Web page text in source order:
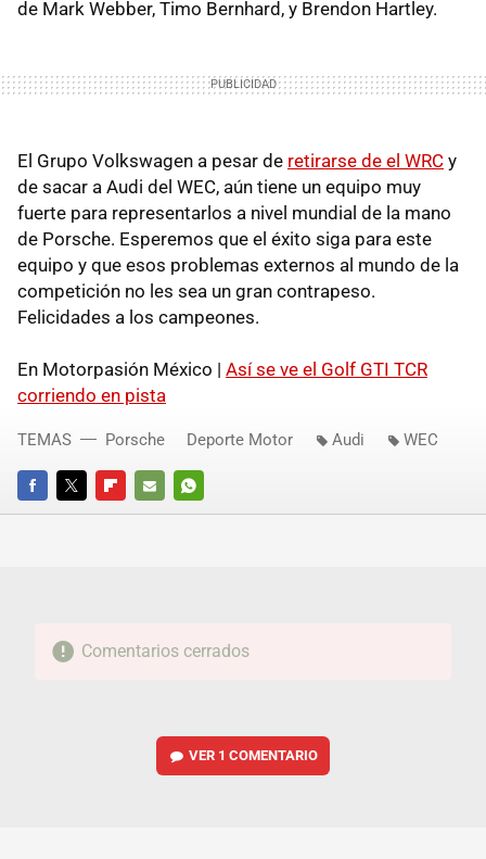
de Mark Webber, Timo Bernhard, y Brendon Hartley.
El Grupo Volkswagen a pesar de retirarse de el WRC y
de sacar a Audi del WEC, aún tiene un equipo muy
fuerte para representarlos a nivel mundial de la mano
de Porsche. Esperemos que el éxito siga para este
equipo y que esos problemas externos al mundo de la
competición no les sea un gran contrapeso.
Felicidades a los campeones.
En Motorpasión México | Así se ve el Golf GTI TCR
corriendo en pista
FACEBOOKTWITTERFLIPBOARD
E-
WHATSAPP
TEMAS Porsche Deporte Motor Audi WEC
Comentarios cerrados
VER 1 COMENTARIO